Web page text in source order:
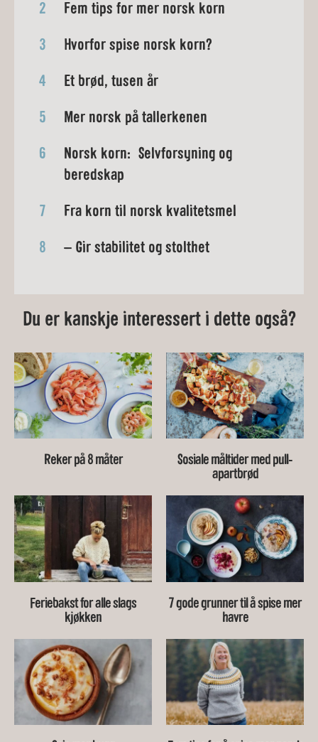
2 Fem tips for mer norsk korn
3 Hvorfor spise norsk korn?
4 Et brød, tusen år
5 Mer norsk på tallerkenen
6
Norsk korn: Selvforsyning og
beredskap
7 Fra korn til norsk kvalitetsmel
8 – Gir stabilitet og stolthet
Du er kanskje interessert i dette også?
Reker på 8 måter
Sosiale måltider med pull-
apartbrød
Feriebakst for alle slags
kjøkken
7 gode grunner til å spise mer
havre